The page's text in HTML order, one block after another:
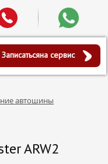
Записатьсяна сервис
автошины
ARW2